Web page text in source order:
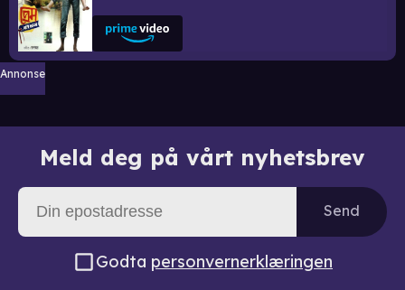
Annonse
Meld deg på vårt nyhetsbrev
Send
Godta personvernerklæringen